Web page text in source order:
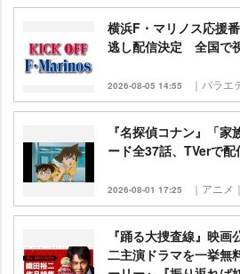
横浜F・マリノス応援
逃し配信決定 全国で
2026-08-05 14:55 ｜バラエ
『名探偵コナン』「
ード全37話、TVerで配
2026-08-01 17:25 ｜アニメ｜
『踊る大捜査線』映
二主演ドラマを一挙